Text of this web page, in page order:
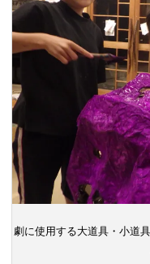
劇に使用する大道具・小道